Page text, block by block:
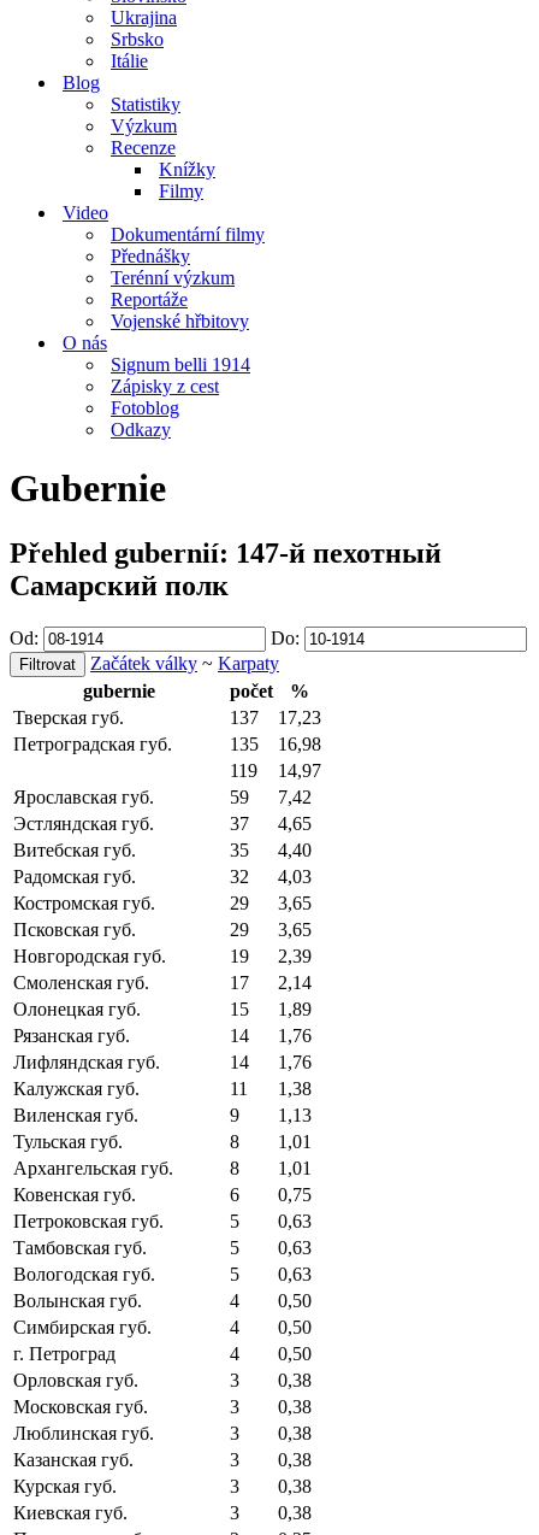
Ukrajina
Srbsko
Itálie
Blog
Statistiky
Výzkum
Recenze
Knížky
Filmy
Video
Dokumentární filmy
Přednášky
Terénní výzkum
Reportáže
Vojenské hřbitovy
O nás
Signum belli 1914
Zápisky z cest
Fotoblog
Odkazy
Gubernie
Přehled gubernií: 147-й пехотный
Самарский полк
Od:
Do:
Začátek války ~ Karpaty
gubernie
počet
%
Тверская губ.
137
17,23
Петроградская губ.
135
16,98
119
14,97
Ярославская губ.
59
7,42
Эстляндская губ.
37
4,65
Витебская губ.
35
4,40
Радомская губ.
32
4,03
Костромская губ.
29
3,65
Псковская губ.
29
3,65
Новгородская губ.
19
2,39
Смоленская губ.
17
2,14
Олонецкая губ.
15
1,89
Рязанская губ.
14
1,76
Лифляндская губ.
14
1,76
Калужская губ.
11
1,38
Виленская губ.
9
1,13
Тульская губ.
8
1,01
Архангельская губ.
8
1,01
Ковенская губ.
6
0,75
Петроковская губ.
5
0,63
Тамбовская губ.
5
0,63
Вологодская губ.
5
0,63
Волынская губ.
4
0,50
Симбирская губ.
4
0,50
г. Петроград
4
0,50
Орловская губ.
3
0,38
Московская губ.
3
0,38
Люблинская губ.
3
0,38
Казанская губ.
3
0,38
Курская губ.
3
0,38
Киевская губ.
3
0,38